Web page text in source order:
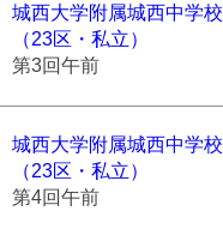
城西大学附属城西中学校
（23区・私立）
第3回午前
城西大学附属城西中学校
（23区・私立）
第4回午前